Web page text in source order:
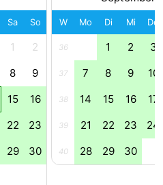
Sa So
1 2
8 9
15 16
22 23
29 30
W Mo Di Mi Do
36 1 2 3
37 7 8 9 10
38 14 15 16 17
39 21 22 23 24
40 28 29 30